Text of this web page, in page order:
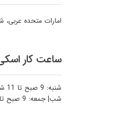
امارات متحده عربی،
ساعت کار
شب| جمعه: 9 صبح تا 12 شب